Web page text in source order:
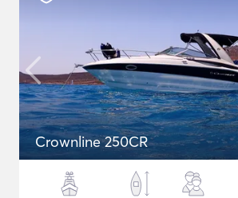
Crownline 250CR